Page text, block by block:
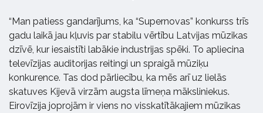
“Man patiess gandarījums, ka “Supernovas” konkurss trīs
gadu laikā jau kļuvis par stabilu vērtību Latvijas mūzikas
dzīvē, kur iesaistīti labākie industrijas spēki. To apliecina
televīzijas auditorijas reitingi un spraigā mūziķu
konkurence. Tas dod pārliecību, ka mēs arī uz lielās
skatuves Kijevā virzām augsta līmeņa māksliniekus.
Eirovīzija joprojām ir viens no visskatītākajiem mūzikas